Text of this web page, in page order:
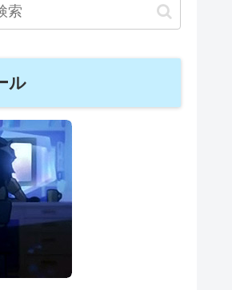
ル